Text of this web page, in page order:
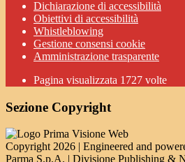
Dichiarazione di accessibilità
Obiettivi di accessibilità
Whistleblowing
Gestione consensi cookie
Amministrazione trasparente
Pagina visualizzata 1727 volte
Sezione Copyright
Copyright 2026 | Engineered and
Parma S.p.A. | Divisione Publishing &